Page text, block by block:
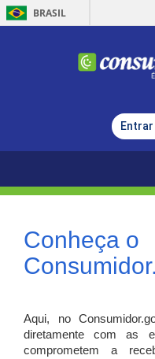
BRASIL
Conheça o
Aqui, no
diretamente com as
comprometem a